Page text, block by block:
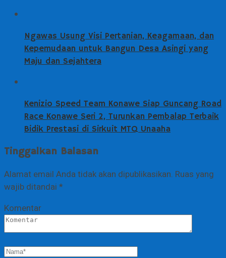
Ngawas Usung Visi Pertanian, Keagamaan, dan
Kepemudaan untuk Bangun Desa Asingi yang
Maju dan Sejahtera
Kenizio Speed Team Konawe Siap Guncang Road
Race Konawe Seri 2, Turunkan Pembalap Terbaik
Bidik Prestasi di Sirkuit MTQ Unaaha
Tinggalkan Balasan
Alamat email Anda tidak akan dipublikasikan. Ruas yang
wajib ditandai *
Komentar